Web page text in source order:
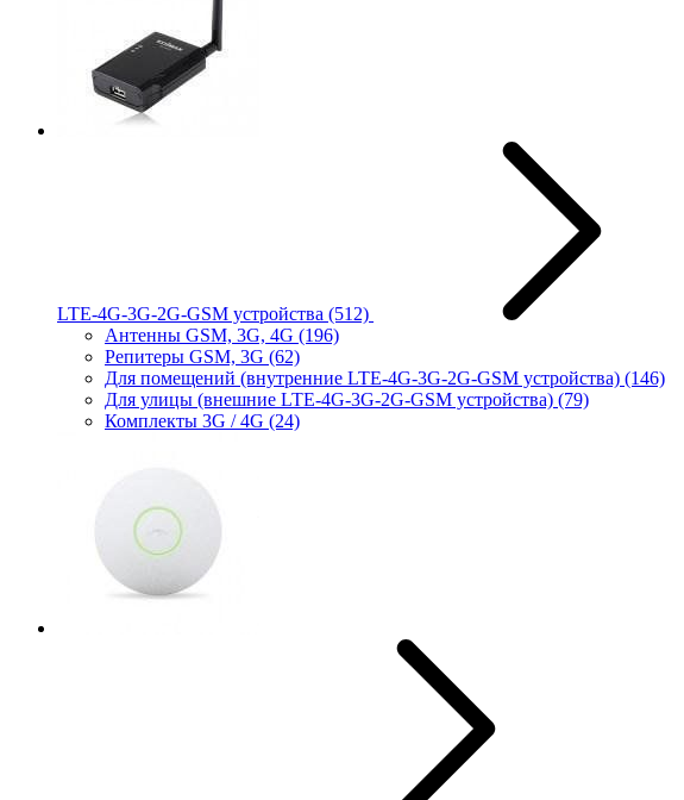
LTE-4G-3G-2G-GSM устройства (512)
Антенны GSM, 3G, 4G (196)
Репитеры GSM, 3G (62)
Для помещений (внутренние LTE-4G-3G-2G-GSM устройства) (146)
Для улицы (внешние LTE-4G-3G-2G-GSM устройства) (79)
Комплекты 3G / 4G (24)